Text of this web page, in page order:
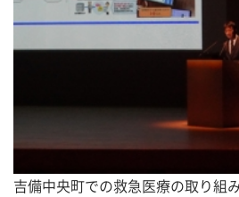
吉備中央町での救急医療の取り組